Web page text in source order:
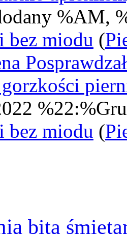
%AM,
bez miodu (
%22:%Gru
bez miodu (
bita